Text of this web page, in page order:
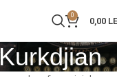
0
0,00